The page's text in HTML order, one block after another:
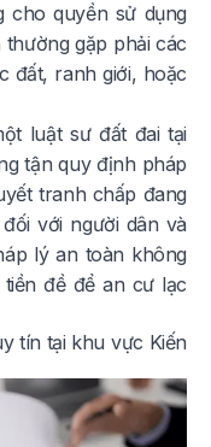
cho quyền sử dụng
gặp phải các
đất, ranh giới, hoặc
luật sư đất đai tại
tận quy định pháp
tranh chấp đang
với người dân và
lý an toàn không
đề để an cư lạc
tín tại khu vực Kiến